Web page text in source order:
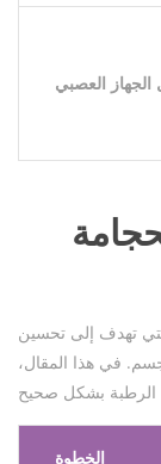
العصبي
تهدف إلى تحسين
في هذا المقال،
الخطوة